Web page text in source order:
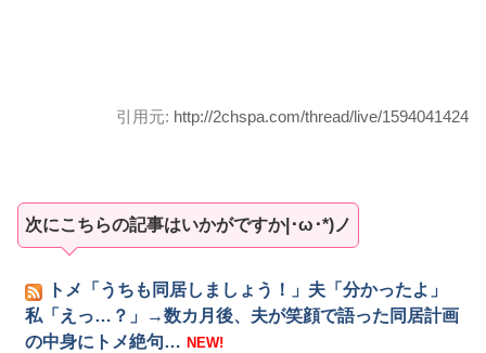
引用元: http://2chspa.com/thread/live/1594041424
次にこちらの記事はいかがですか|･ω･*)ノ
トメ「うちも同居しましょう！」夫「分かったよ」
私「えっ…？」→数カ月後、夫が笑顔で語った同居計画
の中身にトメ絶句… NEW!